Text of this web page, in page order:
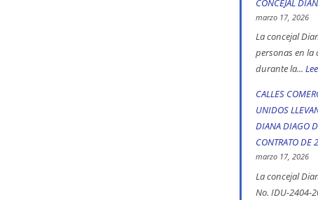
que
Cepeda
apoyó
la
toma
CONCEJAL
marzo 17, 2026
La concejal
personas en la
durante la...
CALLES
UNIDOS
DIANA DIAGO
CONTRATO DE
marzo 17, 2026
La concejal
No. IDU-2404-